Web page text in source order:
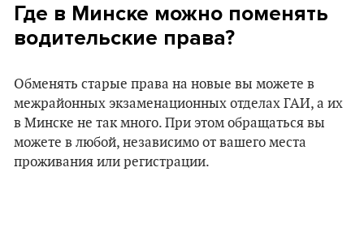
Где в Минске можно поменять
водительские права?
Обменять старые права на новые вы можете в
межрайонных экзаменационных отделах ГАИ, а их
в Минске не так много. При этом обращаться вы
можете в любой, независимо от вашего места
проживания или регистрации.